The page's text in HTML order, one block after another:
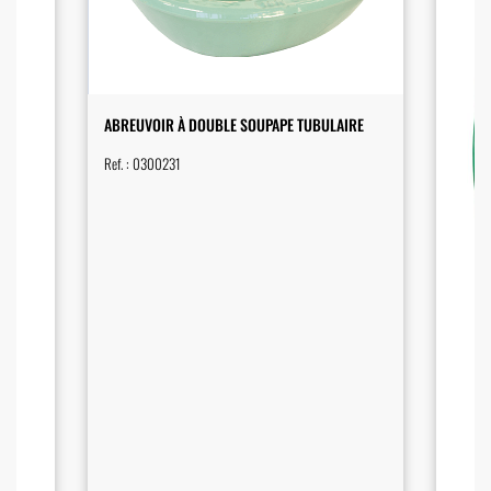
Facile d’entretienet durable dans le temps
Fonctionne même en hiver grâce à sa
chauffe
ABREUVOIR À DOUBLE SOUPAPE TUBULAIRE
Ref. : 0300231